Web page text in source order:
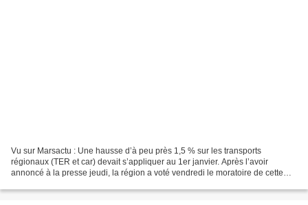
Vu sur Marsactu : Une hausse d’à peu près 1,5 % sur les transports
régionaux (TER et car) devait s’appliquer au 1er janvier. Après l’avoir
annoncé à la presse jeudi, la région a voté vendredi le moratoire de cette